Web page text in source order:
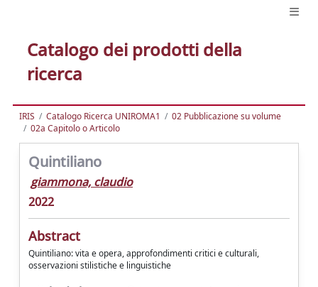
Catalogo dei prodotti della
ricerca
IRIS Catalogo Ricerca UNIROMA1
02 Pubblicazione su volume
02a Capitolo o Articolo
Quintiliano
giammona, claudio
2022
Abstract
Quintiliano: vita e opera, approfondimenti critici e culturali,
osservazioni stilistiche e linguistiche